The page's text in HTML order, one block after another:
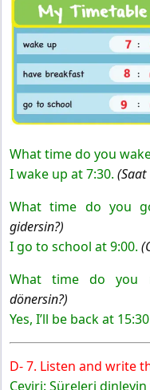
What time do you
I wake up at 7:30. (Saat
What time do you
gidersin?)
I go to school at 9:00.
What time do you
dönersin?)
Yes, I’ll be back at
D- 7. Listen and write
Çeviri: Süreleri dinleyin